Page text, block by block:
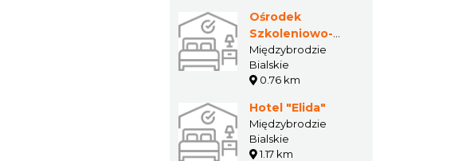
Ośrodek
Szkoleniowo-
Wypoczynkowy
Nad Wodospadem
Międzybrodzie
Bialskie
0.76 km
Hotel "Elida"
Międzybrodzie
Bialskie
1.17 km